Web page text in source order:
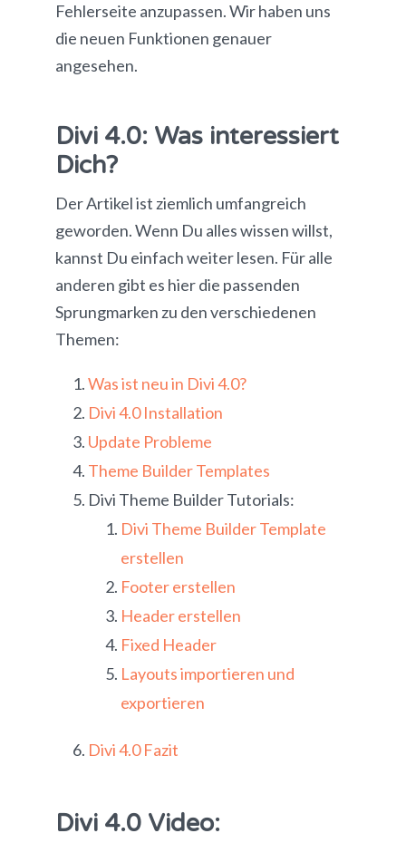
Fehlerseite anzupassen. Wir haben uns
die neuen Funktionen genauer
angesehen.
Divi 4.0: Was interessiert
Dich?
Der Artikel ist ziemlich umfangreich
geworden. Wenn Du alles wissen willst,
kannst Du einfach weiter lesen. Für alle
anderen gibt es hier die passenden
Sprungmarken zu den verschiedenen
Themen:
Was ist neu in Divi 4.0?
Divi 4.0 Installation
Update Probleme
Theme Builder Templates
Divi Theme Builder Tutorials:
Divi Theme Builder Template
erstellen
Footer erstellen
Header erstellen
Fixed Header
Layouts importieren und
exportieren
Divi 4.0 Fazit
Divi 4.0 Video: